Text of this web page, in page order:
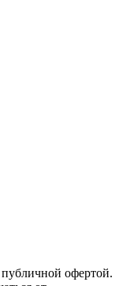
офертой.